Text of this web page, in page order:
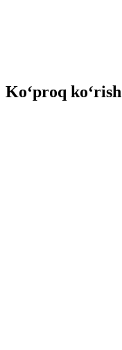
Ko‘proq ko‘rish